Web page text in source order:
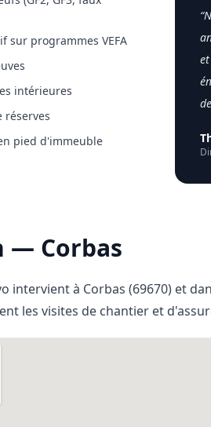
sur programmes VEFA
intérieures
réserves
pied d'immeuble
“
— Corbas
intervient à Corbas (69670) et
les visites de chantier et